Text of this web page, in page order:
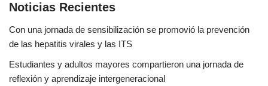
Noticias Recientes
Con una jornada de sensibilización se promovió la prevención
de las hepatitis virales y las ITS
Estudiantes y adultos mayores compartieron una jornada de
reflexión y aprendizaje intergeneracional